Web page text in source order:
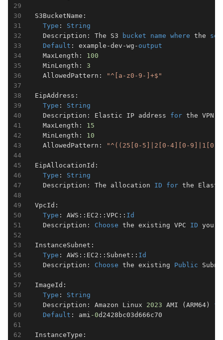
  S3BucketName:
Type : String
    Description: The S3
bucket name where the
Default : example-dev-wg- output
    MaxLength:
100
    MinLength:
3
    AllowedPattern:
"^[a-z0-9-]+$"
  EipAddress:
Type : String
    Description: Elastic IP address
for the VPN
    MaxLength:
15
    MinLength:
10
    AllowedPattern:
"^((25[0-5]|2[0-4][0-
  EipAllocationId:
Type : String
    Description: The allocation
ID for the
  VpcId:
Type : AWS::EC2::VPC:: Id
    Description:
Choose the existing VPC ID you
  InstanceSubnet:
Type : AWS::EC2::Subnet:: Id
    Description:
Choose the existing Public
  ImageId:
Type : String
    Description: Amazon Linux
2023 AMI (ARM64)
Default : ami -0d2428bc03d666c70
  InstanceType: